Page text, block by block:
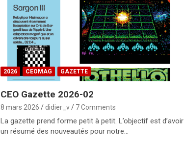
2026 CEOMAG GAZETTE
CEO Gazette 2026-02
8 mars 2026 didier_v 7 Comments
La gazette prend forme petit à petit. L’objectif est d’avoir
un résumé des nouveautés pour notre…